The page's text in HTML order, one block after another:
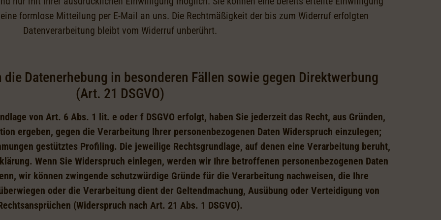
formlose Mitteilung per E-Mail an uns. Die Rechtmäßigkeit der bis zum Widerruf erfolgten
Datenverarbeitung bleibt vom Widerruf unberührt.
Datenerhebung in besonderen Fällen sowie gegen Direktwerbung
(Art. 21 DSGVO)
von Art. 6 Abs. 1 lit. e oder f DSGVO erfolgt, haben Sie jederzeit das Recht, aus Gründen,
ergeben, gegen die Verarbeitung Ihrer personenbezogenen Daten Widerspruch einzulegen;
gestütztes Profiling. Die jeweilige Rechtsgrundlage, auf denen eine Verarbeitung beruht,
Wenn Sie Widerspruch einlegen, werden wir Ihre betroffenen personenbezogenen Daten
wir können zwingende schutzwürdige Gründe für die Verarbeitung nachweisen, die Ihre
oder die Verarbeitung dient der Geltendmachung, Ausübung oder Verteidigung von
(Widerspruch nach Art. 21 Abs. 1 DSGVO).